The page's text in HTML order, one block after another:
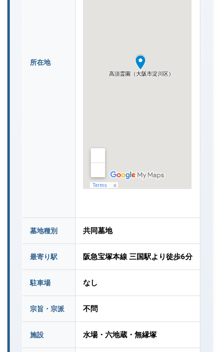
所在地
墓地種別 共同墓地
最寄り駅 阪急宝塚本線 三国駅より徒歩6分
駐車場 なし
宗旨・宗派 不問
施設 水場・六地蔵・無縁塚